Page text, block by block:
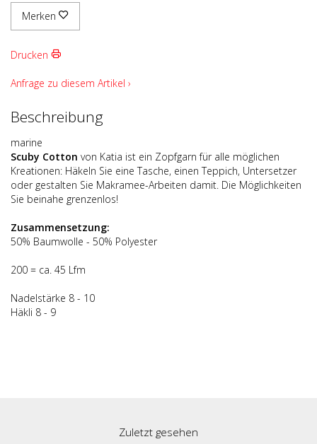
Merken
Drucken
Anfrage zu diesem Artikel ›
Beschreibung
marine
Scuby Cotton von Katia ist ein Zopfgarn für alle möglichen
Kreationen: Häkeln Sie eine Tasche, einen Teppich, Untersetzer
oder gestalten Sie Makramee-Arbeiten damit. Die Möglichkeiten
Sie beinahe grenzenlos!
Zusammensetzung:
50% Baumwolle - 50% Polyester
200 = ca. 45 Lfm
Nadelstärke 8 - 10
Häkli 8 - 9
Zuletzt gesehen